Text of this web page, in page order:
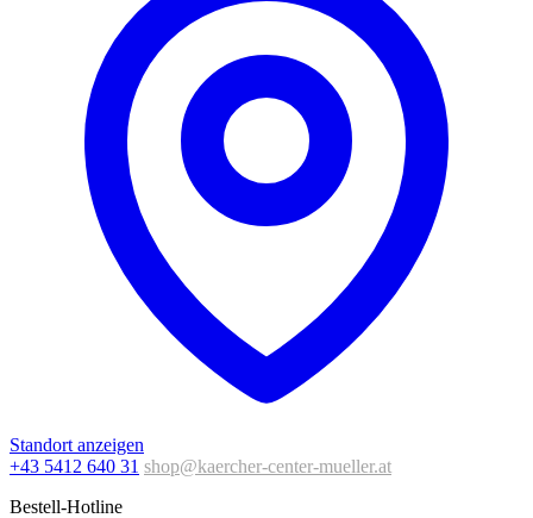
Standort anzeigen
+43 5412 640 31 shop@kaercher-center-mueller.at
Bestell-Hotline